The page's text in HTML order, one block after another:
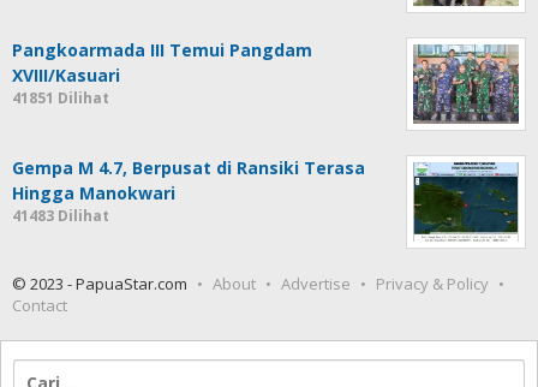
Pangkoarmada III Temui Pangdam
XVIII/Kasuari
41851 Dilihat
Gempa M 4.7, Berpusat di Ransiki Terasa
Hingga Manokwari
41483 Dilihat
© 2023 - PapuaStar.com About Advertise
Privacy & Policy
Contact